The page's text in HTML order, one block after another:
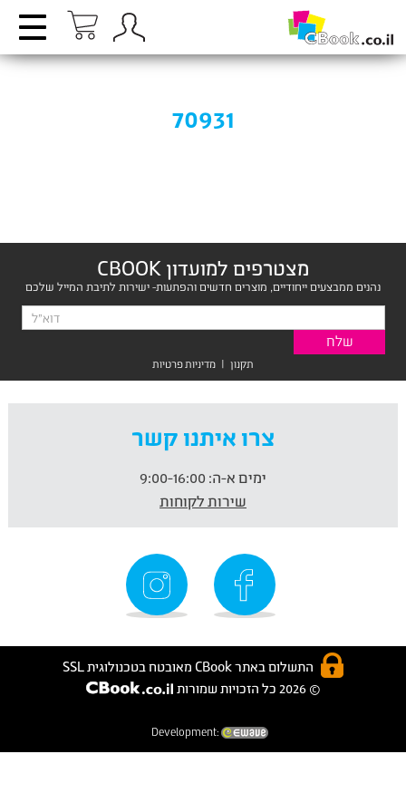
70931
מצטרפים למועדון CBOOK
נהנים ממבצעים ייחודיים, מוצרים חדשים והפתעות- ישירות לתיבת המייל שלכם
תקנון | מדיניות פרטיות
צרו איתנו קשר
ימים א-ה:
שירות לקוחות
התשלום באתר CBook מאובטח בטכנולוגית SSL
© 2026 כל הזכויות שמורות
Development: